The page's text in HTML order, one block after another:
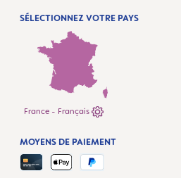
SÉLECTIONNEZ VOTRE PAYS
France - Français
MOYENS DE PAIEMENT